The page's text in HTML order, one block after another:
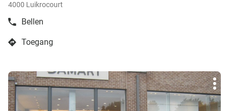
4000 Luikrocourt
Bellen
de
DamartToegang
naar
Damart
Rocourt
Druk
op
de